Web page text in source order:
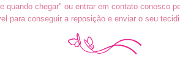
quando chegar" ou entrar em contato conosco
para conseguir a reposição e enviar o seu